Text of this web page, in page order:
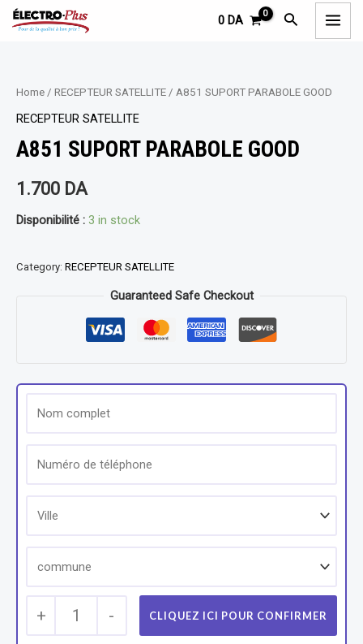
Aller
0 DA Rechercher
Home / RECEPTEUR SATELLITE / A851 SUPORT PARABOLE GOOD
RECEPTEUR SATELLITE
A851 SUPORT PARABOLE GOOD
1.700 DA
Disponibilité : 3 in stock
Category: RECEPTEUR SATELLITE
Guaranteed Safe Checkout
+ 1 -